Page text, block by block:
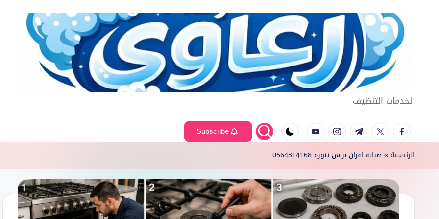
ر
غ
او
ي
لخدمات التنظيف
Facebook
Twitter
Telegram
Instagram
Youtube
الرئيسية » صيانه افران براس تنوره 0564314168